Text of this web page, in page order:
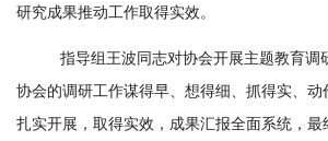
研究成果推动工作取得实效。
指导组王波同志对协会开展主题教育调
协会的调研工作谋得早、想得细、抓得实、
扎实开展，取得实效，成果汇报全面系统，最